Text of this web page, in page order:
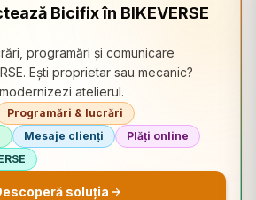
Bicifix în BIKEVERSE
programări și comunicare
Ești proprietar sau mecanic?
atelierul.
Programări & lucrări
Mesaje clienți
Plăți online
soluția